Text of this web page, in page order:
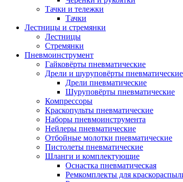
Тачки и тележки
Тачки
Лестницы и стремянки
Лестницы
Стремянки
Пневмоинструмент
Гайковёрты пневматические
Дрели и шуруповёрты пневматические
Дрели пневматические
Шуруповёрты пневматические
Компрессоры
Краскопульты пневматические
Наборы пневмоинструмента
Нейлеры пневматические
Отбойные молотки пневматические
Пистолеты пневматические
Шланги и комплектующие
Оснастка пневматическая
Ремкомплекты для